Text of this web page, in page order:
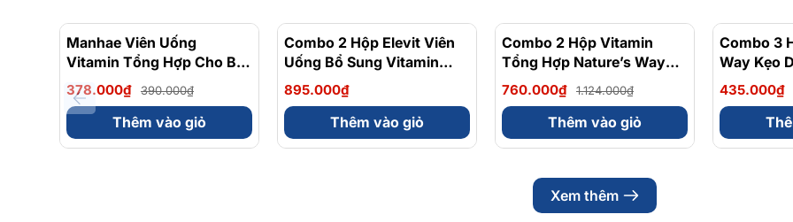
Manhae Viên Uống
Vitamin Tổng Hợp Cho Bà
Bầu Manhaé Femmes
Enceintes Pregnant
Women 30 Viên
378.000₫ 390.000₫
Thêm vào giỏ
Combo 2 Hộp Elevit Viên
Uống Bổ Sung Vitamin
Tổng Hợp Mẹ Bầu Cho Bé
Ti Breastfeeding 30 Viên
895.000₫
Thêm vào giỏ
- 32%
Combo 2 Hộp Vitamin
Tổng Hợp Nature’s Way
Complete Daily
Multivitamin Úc 200 Viên
760.000₫ 1.124.000₫
Thêm vào giỏ
Combo 3
Way Kẹo
Vitamin
Quả Vị
Vita
435.000₫
Xem thêm